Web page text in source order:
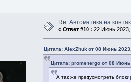
Re: Автоматика на
« Ответ #10 : 22 Июнь 2023,
Цитата: AlexZhuk от 08 Июнь
Цитата: promenergo от 08 Июнь
А так же предусмотреть